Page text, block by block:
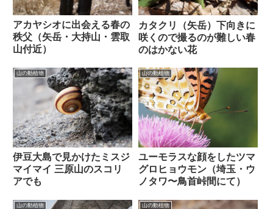
アカヤシオに出会える春の
秩父（矢岳・大持山・雲取
山付近）
カタクリ（矢岳）下向きに
咲くので撮るのが難しい春
のはかない花
山の動植物
伊豆大島で見かけたミスジ
マイマイ 三原山のスコリ
アでも
山の動植物
ユーモラスな顔をしたツマ
グロヒョウモン（埼玉・ウ
ノタワ〜鳥首峠間にて）
山の動植物 山の動植物